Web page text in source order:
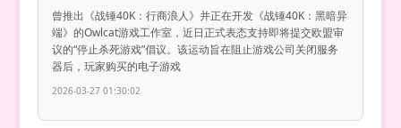
曾推出《战锤40K：行商浪人》并正在开发《战锤40K：黑暗异
端》的Owlcat游戏工作室，近日正式表态支持即将提交欧盟审
议的“停止杀死游戏”倡议。该运动旨在阻止游戏公司关闭服务
器后，玩家购买的电子游戏
2026-03-27 01:30:02